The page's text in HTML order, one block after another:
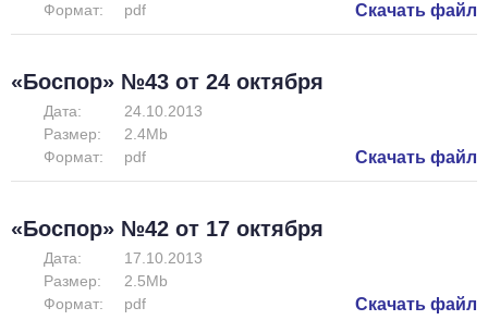
Формат:
pdf Скачать файл
«Боспор» №43 от 24 октября
Дата:
24.10.2013
Размер:
2.4Mb
Формат:
pdf Скачать файл
«Боспор» №42 от 17 октября
Дата:
17.10.2013
Размер:
2.5Mb
Формат:
pdf Скачать файл